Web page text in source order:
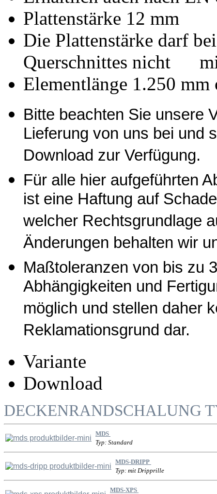
Plattenstärke 12 mm
Die Plattenstärke darf
Querschnittes nicht
Elementlänge 1.250 mm
Bitte beachten Sie unsere
Lieferung von uns bei und
Download zur Verfügung.
Für alle hier aufgeführten
ist eine Haftung auf
welcher Rechtsgrundlage
Änderungen behalten wir
Maßtoleranzen von bis zu
Abhängigkeiten und
möglich und stellen daher
Reklamationsgrund dar.
Variante
Download
DECKENRANDSCHALUNG
MDS
Typ: Standard
MDS-DRIPP
Typ: mit Dripprille
MDS-XPS